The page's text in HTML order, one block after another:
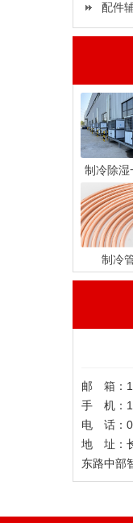
配件
制冷除湿
制冷
邮 箱：
手 机：
电 话：
地 址：
东路中部